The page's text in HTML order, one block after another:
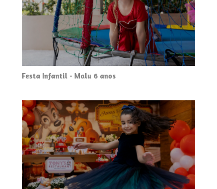
Festa Infantil - Malu 6 anos